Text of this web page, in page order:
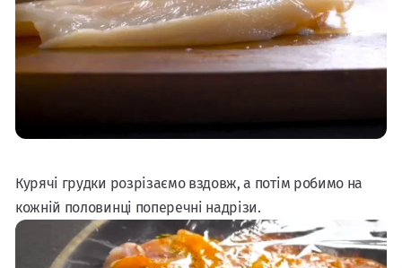
Курячі грудки розрізаємо вздовж, а потім робимо на
кожній половинці поперечні надрізи.